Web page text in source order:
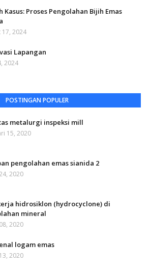
Kasus: Proses Pengolahan Bijih Emas
17, 2024
Lapangan
2024
POSTINGAN POPULER
metalurgi inspeksi mill
15, 2020
pengolahan emas sianida 2
2020
hidrosiklon (hydrocyclone) di
mineral
2020
logam emas
2020